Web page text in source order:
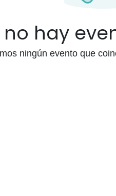
hay
ningún evento que